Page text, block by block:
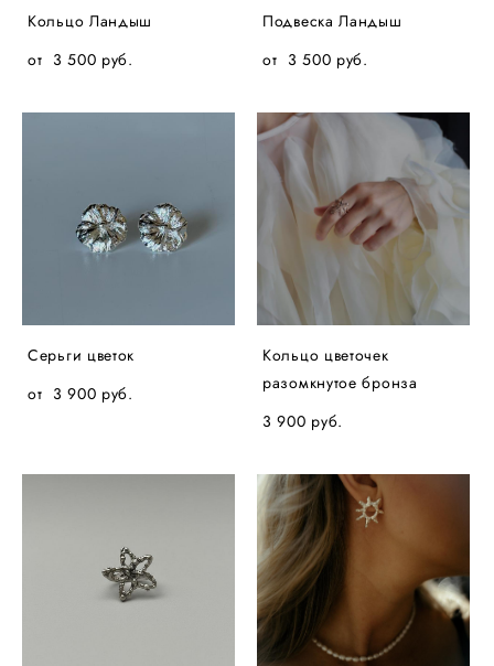
Кольцо Ландыш
от 3 500 pуб.
Подвеска Ландыш
от 3 500 pуб.
Серьги цветок
от 3 900 pуб.
Кольцо цветочек
разомкнутое бронза
3 900 pуб.